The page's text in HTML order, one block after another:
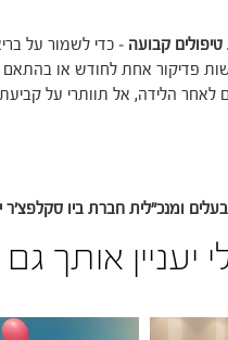
קבועה – כדי לשמור על
פדיקור אחת לחודש או
לאחר הלידה, אל תוותרי על
בעלים ומנכ"לית חברת ביו סקלפצ'ר
יעניין אותך גם